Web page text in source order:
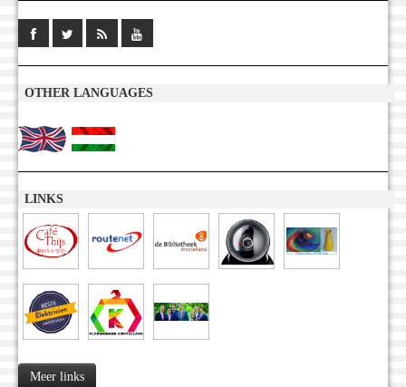
OTHER LANGUAGES
LINKS
Meer links